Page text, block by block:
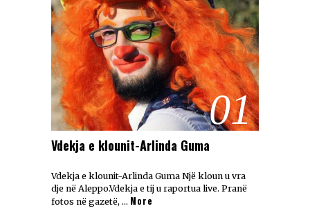
01
Vdekja e klounit-Arlinda Guma
Vdekja e klounit-Arlinda Guma Një kloun u vra
dje në Aleppo.Vdekja e tij u raportua live. Pranë
fotos në gazetë, … More